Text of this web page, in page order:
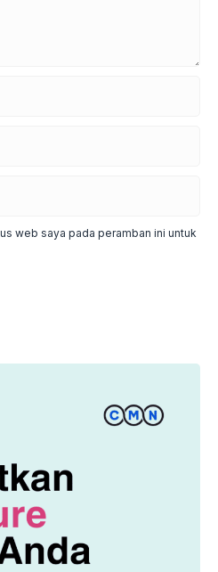
web saya pada peramban ini untuk